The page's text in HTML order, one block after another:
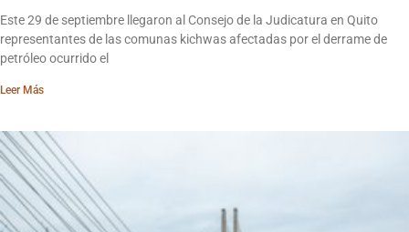
Este 29 de septiembre llegaron al Consejo de la Judicatura en Quito
representantes de las comunas kichwas afectadas por el derrame de
petróleo ocurrido el
Leer Más